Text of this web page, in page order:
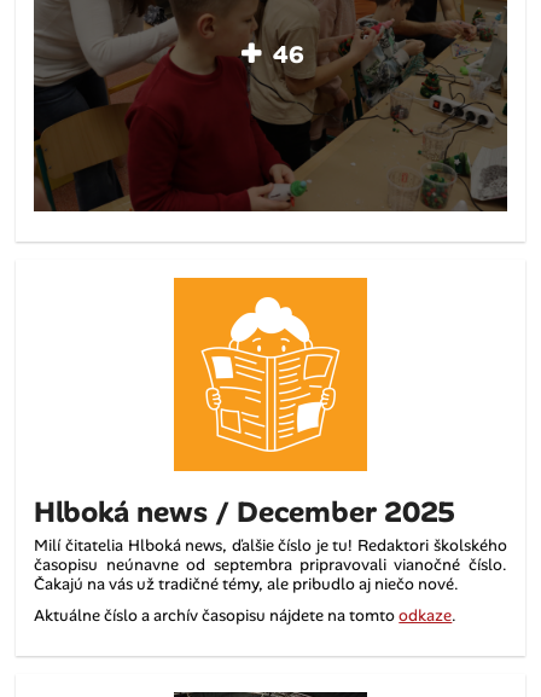
46
Hlboká news / December 2025
Milí čitatelia Hlboká news, ďalšie číslo je tu! Redaktori školského
časopisu neúnavne od septembra pripravovali vianočné číslo.
Čakajú na vás už tradičnétémy, ale pribudlo aj niečo nové.
Aktuálne číslo a archív časopisu nájdete na tomtoodkaze.